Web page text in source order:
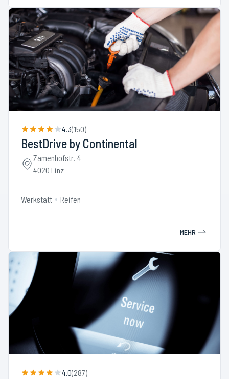
4.3(150)
BestDrive by Continental
Zamenhofstr. 4
4020 Linz
Werkstatt Reifen
MEHR
4.0(287)